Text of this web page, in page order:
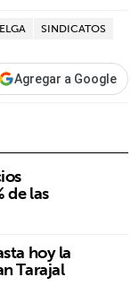
SINDICATOS
Agregar a Google
de las
hoy la
Tarajal